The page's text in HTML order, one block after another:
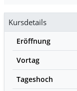
Kursdetails
Eröffnung
Vortag
Tageshoch